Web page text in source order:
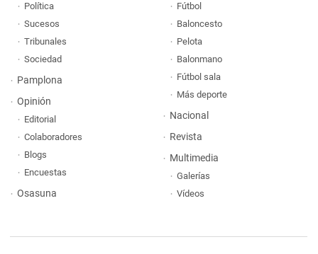
Política
Sucesos
Tribunales
Sociedad
Pamplona
Opinión
Editorial
Colaboradores
Blogs
Encuestas
Osasuna
Fútbol
Baloncesto
Pelota
Balonmano
Fútbol sala
Más deporte
Nacional
Revista
Multimedia
Galerías
Vídeos